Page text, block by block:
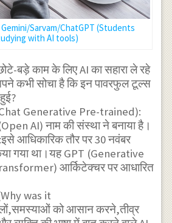
Sarvam/ChatGPT (Students
with AI tools)
बड़े काम के लिए AI का सहारा ले रहे
कभी सोचा है कि इन पावरफुल टूल्स
Generative Pre-trained):
AI) नाम की संस्था ने बनाया है।
आधिकारिक तौर पर 30 नवंबर
गया था।यह GPT (Generative
आर्किटेक्चर पर आधारित
was it
को आसान करने,तीव्र